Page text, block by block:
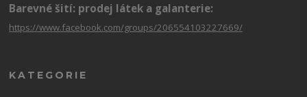
Barevné šití: prodej látek a galanterie:
https://www.facebook.com/groups/206554103227669/
KATEGORIE